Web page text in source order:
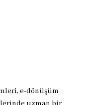
e-dönüşüm